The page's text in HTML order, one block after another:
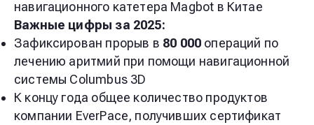
навигационного катетера Magbot в Китае
Важные цифры за 2025:
Зафиксирован прорыв в 80 000 операций по
лечению аритмий при помощи навигационной
системы Columbus 3D
К концу года общее количество продуктов
компании EverPace, получивших сертификат